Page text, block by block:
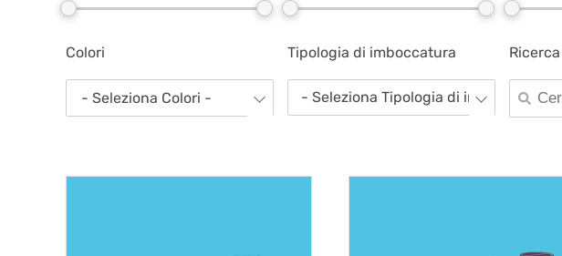
Colori
- Seleziona Colori -
Tipologia di imboccatura
- Seleziona Tipologia di imboccatura -
Ricerca